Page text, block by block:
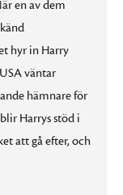
en av dem
hyr in Harry
väntar
hämnare för
Harrys stöd i
att gå efter, och